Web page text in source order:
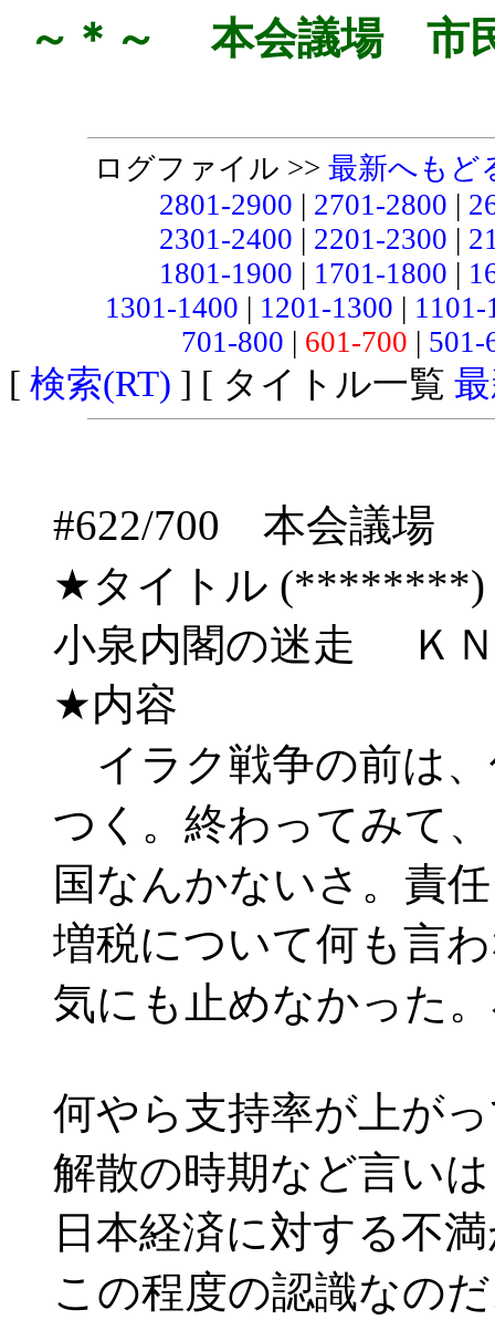
～＊～ 本会議場 市
ログファイル >> 最新へもど
2801-2900 | 2701-2800 |
2301-2400 | 2201-2300 |
1801-1900 | 1701-1800 |
1301-1400 | 1201-1300 |
701-800 | 601-700 |
[ 検索(RT) ] [ タイトル一覧
#622/700 本会議場
★タイトル (********)
小泉内閣の迷走 Ｋ
★内容
イラク戦争の前は
つく。終わってみて
国なんかないさ。責
増税について何も言
気にも止めなかった
何やら支持率が上が
解散の時期など言い
日本経済に対する不
この程度の認識なの